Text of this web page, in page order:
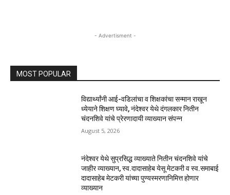
- Advertisment -
MOST POPULAR
विद्यार्थ्यांनी आई-वडिलांचा व शिक्षकांचा सन्मान राखून
ध्येयाने शिक्षण घ्यावे, नंदेश्वर येथे दंगलकार नितीन
चंदनशिवे यांचे प्रेरणादायी व्याख्यान संपन्न
August 5, 2026
नंदेश्वर येथे सुप्रसिद्ध व्याख्याते नितीन चंदनशिवे यांचे
जाहीर व्याख्यान, स्व.दादासाहेब येसू मेटकरी व स्व.समाबाई
दादासाहेब मेटकरी यांच्या पुण्यस्मरणानिमित्त होणार
व्याख्यान